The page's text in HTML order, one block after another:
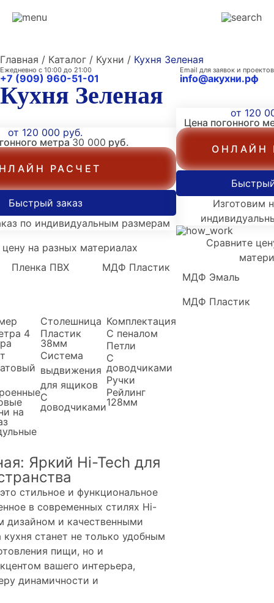
Главная / Каталог / Кухни / Кухня Зеленая
Ежедневно с 10:00 до 21:00
+7 (909) 960-51-01
Email для заявок и проектов
info@акухни.рф
Кухня Зеленая
от 120 000 руб.
метра30 000 руб.
РАСЧЕТ
Быстрый заказ
по индивидуальным размерам
на разных материалах
Пленка ПВХ
МДФ Пластик
4
на
Столешница
Пластик
38мм
Система
выдвижения
для ящиков
С
доводчиками
Комплектация
С пеналом
Петли
С
доводчиками
Ручки
Рейлинг
128мм
Яркий Hi-Tech для
стильное и функциональное
в современных стилях Hi-
дизайном и качественными
станет не только удобным
пищи, но и
вашего интерьера,
динамичности и
от 120
Цена погонного
ОНЛАЙН
Изготовим
Сравните
МДФ Эмаль
МДФ Пластик